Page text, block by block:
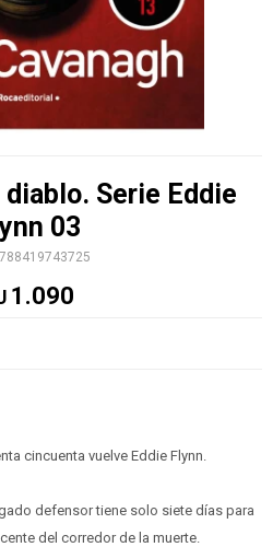
diablo. Serie Eddie
03
1.090
cincuenta vuelve Eddie Flynn.
defensor tiene solo siete días para
del corredor de la muerte.